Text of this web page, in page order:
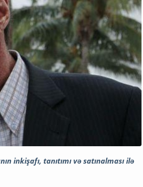
inkişafı, tanıtımı və satınalması ilə